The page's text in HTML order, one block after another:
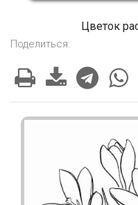
Цветок
Поделиться: